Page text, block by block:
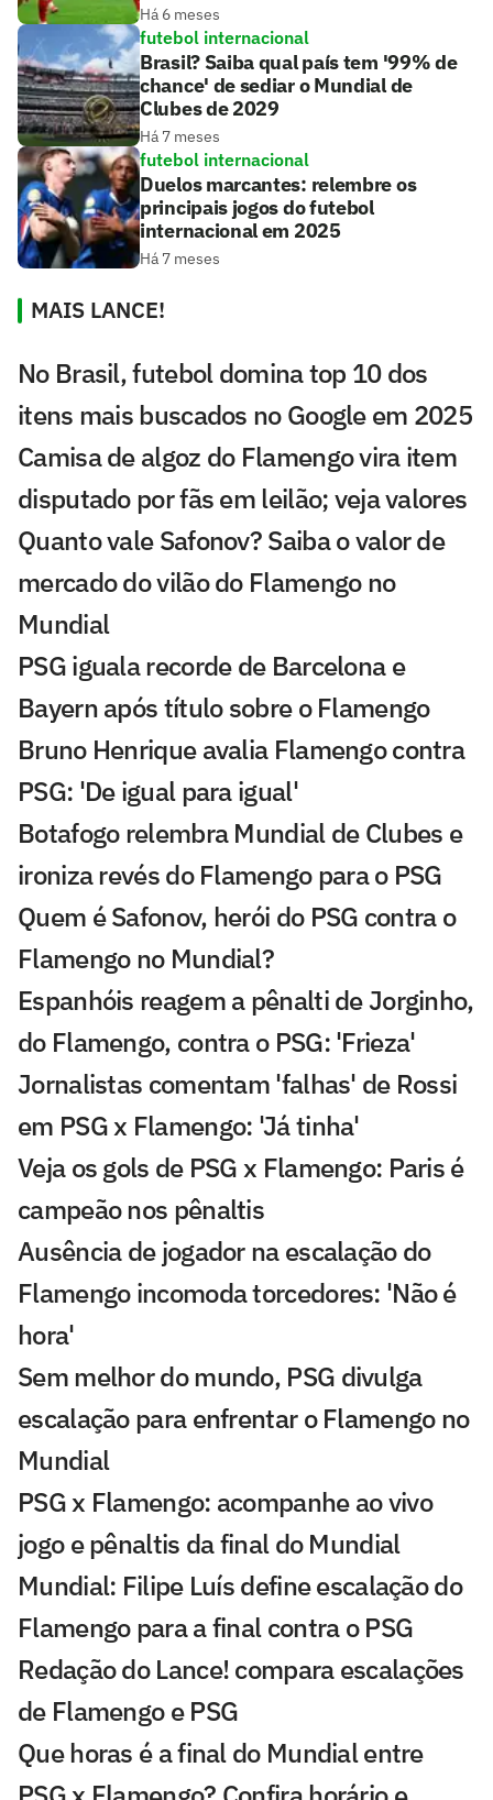
Há 6 meses
futebol internacional
Brasil? Saiba qual país tem '99% de
chance' de sediar o Mundial de
Clubes de 2029
Há 7 meses
futebol internacional
Duelos marcantes: relembre os
principais jogos do futebol
internacional em 2025
Há 7 meses
MAIS LANCE!
No Brasil, futebol domina top 10 dos
itens mais buscados no Google em 2025
Camisa de algoz do Flamengo vira item
disputado por fãs em leilão; veja valores
Quanto vale Safonov? Saiba o valor de
mercado do vilão do Flamengo no
Mundial
PSG iguala recorde de Barcelona e
Bayern após título sobre o Flamengo
Bruno Henrique avalia Flamengo contra
PSG: 'De igual para igual'
Botafogo relembra Mundial de Clubes e
ironiza revés do Flamengo para o PSG
Quem é Safonov, herói do PSG contra o
Flamengo no Mundial?
Espanhóis reagem a pênalti de Jorginho,
do Flamengo, contra o PSG: 'Frieza'
Jornalistas comentam 'falhas' de Rossi
em PSG x Flamengo: 'Já tinha'
Veja os gols de PSG x Flamengo: Paris é
campeão nos pênaltis
Ausência de jogador na escalação do
Flamengo incomoda torcedores: 'Não é
hora'
Sem melhor do mundo, PSG divulga
escalação para enfrentar o Flamengo no
Mundial
PSG x Flamengo: acompanhe ao vivo
jogo e pênaltis da final do Mundial
Mundial: Filipe Luís define escalação do
Flamengo para a final contra o PSG
Redação do Lance! compara escalações
de Flamengo e PSG
Que horas é a final do Mundial entre